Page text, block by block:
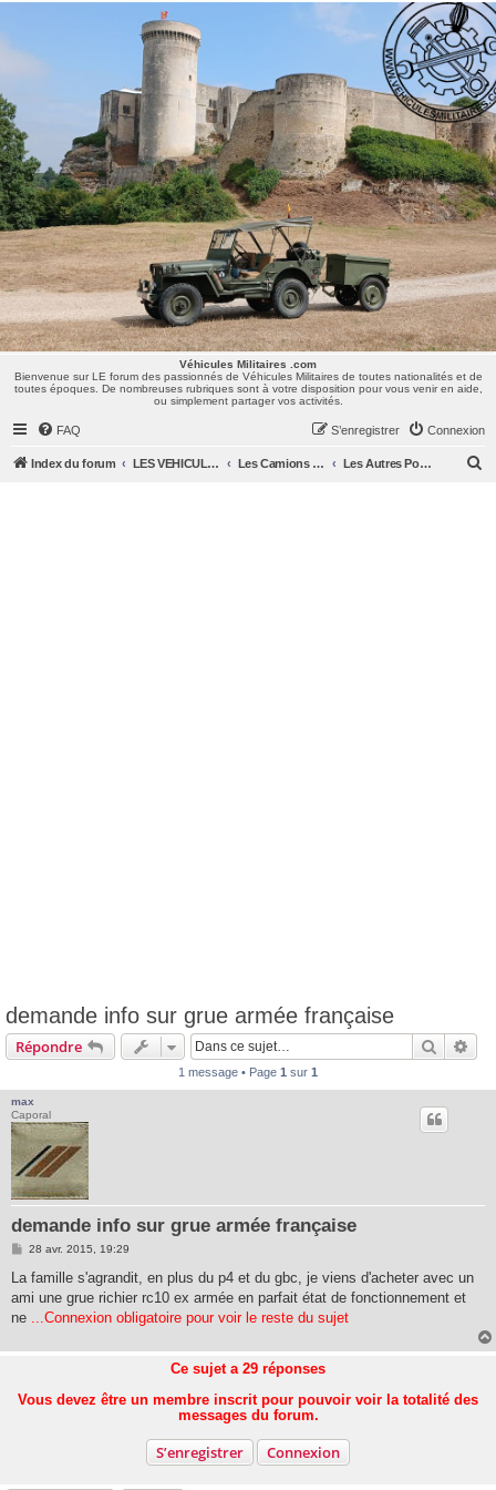
Véhicules Militaires .com
Bienvenue sur LE forum des passionnés de Véhicules Militaires de toutes nationalités et de
toutes époques. De nombreuses rubriques sont à votre disposition pour vous venir en aide,
ou simplement partager vos activités.
Véhicules Militaires .com
Bienvenue sur LE forum des passionnés de Véhicules Militaires de toutes nationalités et de
toutes époques. De nombreuses rubriques sont à votre disposition pour vous venir en aide,
ou simplement partager vos activités.
FAQ Connexion
S’enregistrer
Index du forum LES VEHICULES MILITAIRES Les Camions et autres VLTT : Renault, Simca, Marmon, Saviem, Berliet, Sovamag, Land Rover, ... Les Autres Poids Lourds
demande info sur grue armée française
Répondre
1 message • Page 1 sur 1
max
Caporal
demande info sur grue armée française
M
s
a
g
28 avr. 2015, 19:29
La famille s'agrandit, en plus du p4 et du gbc, je viens d'acheter avec un
ami une grue richier rc10 ex armée en parfait état de fonctionnement et
ne
...Connexion obligatoire pour voir le reste du sujet
Ce sujet a 29 réponses
Vous devez être un membre inscrit pour pouvoir voir la totalité des
messages du forum.
S’enregistrer Connexion